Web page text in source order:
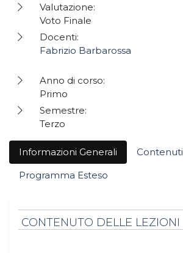
Informazioni Generali
Contenuti
Programma Esteso
CONTENUTO DELLE LEZIONI
Valutazione:
Voto Finale
Docenti:
Fabrizio Barbarossa
Anno di corso:
Primo
Semestre:
Terzo